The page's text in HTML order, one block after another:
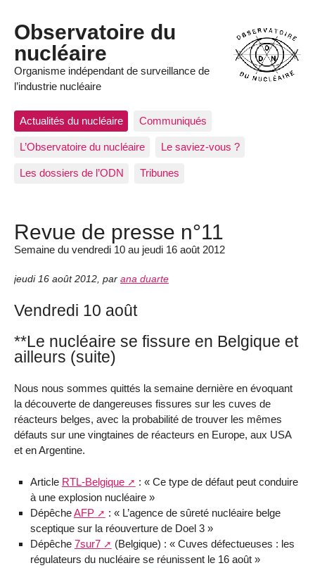
Observatoire du
nucléaire
Organisme indépendant de surveillance de
l’industrie nucléaire
Actualités du nucléaire Communiqués
L’Observatoire du nucléaire Le saviez-vous ?
Les dossiers de l’ODN Tribunes
Revue de presse n°11
Semaine du vendredi 10 au jeudi 16 août 2012
jeudi 16 août 2012 par ana duarte
Vendredi 10 août
**Le nucléaire se fissure en Belgique et
ailleurs (suite)
Nous nous sommes quittés la semaine dernière en évoquant
la découverte de dangereuses fissures sur les cuves de
réacteurs belges, avec la probabilité de trouver les mêmes
défauts sur une vingtaines de réacteurs en Europe, aux USA
et en Argentine.
Article RTL-Belgique
: « Ce type de défaut peut conduire
à une explosion nucléaire »
DépêcheAFP
: « L’agence de sûreté nucléaire belge
sceptique sur la réouverture de Doel 3 »
Dépêche 7sur7
(Belgique) : « Cuves défectueuses : les
régulateurs du nucléaire se réunissent le 16 août »